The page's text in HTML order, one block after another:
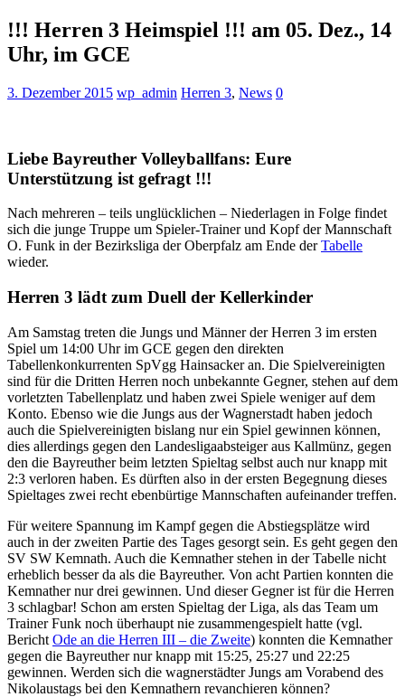
!!! Herren 3 Heimspiel !!! am 05. Dez., 14
Uhr, im GCE
3. Dezember 2015 wp_admin Herren 3, News 0
Liebe Bayreuther Volleyballfans: Eure
Unterstützung ist gefragt !!!
Nach mehreren – teils unglücklichen – Niederlagen in Folge findet
sich die junge Truppe um Spieler-Trainer und Kopf der Mannschaft
O. Funk in der Bezirksliga der Oberpfalz am Ende derTabelle
wieder.
Herren 3 lädt zum Duell der Kellerkinder
Am Samstag treten die Jungs und Männer der Herren 3 im ersten
Spiel um 14:00 Uhr im GCE gegen den direkten
Tabellenkonkurrenten SpVgg Hainsacker an. Die Spielvereinigten
sind für die Dritten Herren noch unbekannte Gegner, stehen auf dem
vorletzten Tabellenplatz und haben zwei Spiele weniger auf dem
Konto. Ebenso wie die Jungs aus der Wagnerstadt haben jedoch
auch die Spielvereinigten bislang nur ein Spiel gewinnen können,
dies allerdings gegen den Landesligaabsteiger aus Kallmünz, gegen
den die Bayreuther beim letzten Spieltag selbst auch nur knapp mit
2:3 verloren haben. Es dürften also in der ersten Begegnung dieses
Spieltages zwei recht ebenbürtige Mannschaften aufeinander treffen.
Für weitere Spannung im Kampf gegen die Abstiegsplätze wird
auch in der zweiten Partie des Tages gesorgt sein. Es geht gegen den
SV SW Kemnath. Auch die Kemnather stehen in der Tabelle nicht
erheblich besser da als die Bayreuther. Von acht Partien konnten die
Kemnather nur drei gewinnen. Und dieser Gegner ist für die Herren
3 schlagbar! Schon am ersten Spieltag der Liga, als das Team um
Trainer Funk noch überhaupt nie zusammengespielt hatte (vgl.
Bericht Ode an die Herren III – die Zweite) konnten die Kemnather
gegen die Bayreuther nur knapp mit 15:25, 25:27 und 22:25
gewinnen. Werden sich die wagnerstädter Jungs am Vorabend des
Nikolaustags bei den Kemnathern revanchieren können?